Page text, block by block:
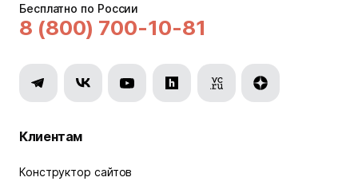
Бесплатно по России
8 (800) 700-10-81
Клиентам
Конструктор сайтов